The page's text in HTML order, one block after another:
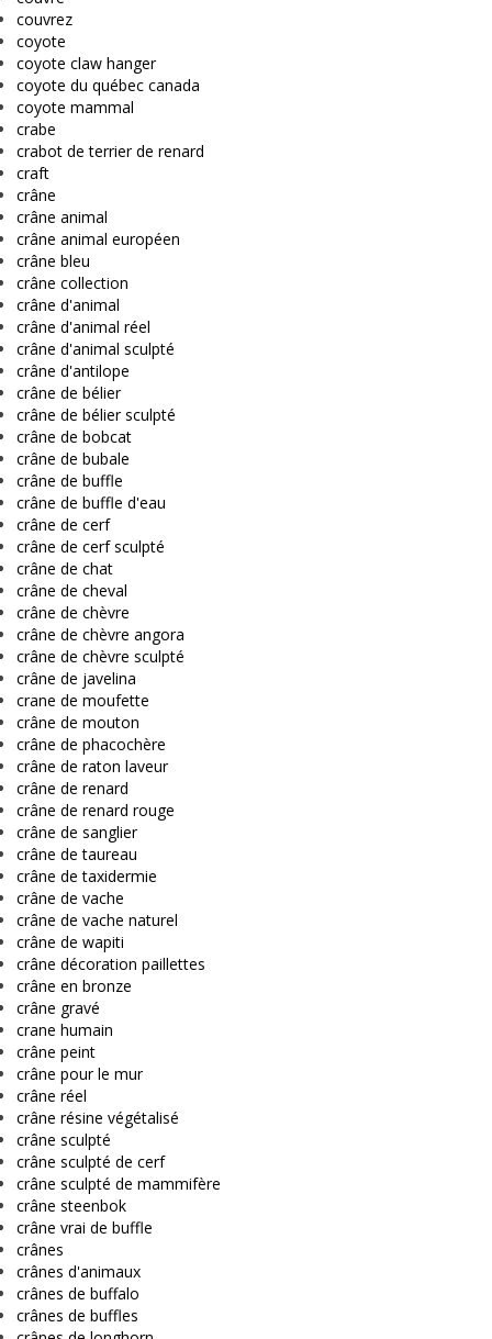
couvrez
coyote
coyote claw hanger
coyote du québec canada
coyote mammal
crabe
crabot de terrier de renard
craft
crâne
crâne animal
crâne animal européen
crâne bleu
crâne collection
crâne d'animal
crâne d'animal réel
crâne d'animal sculpté
crâne d'antilope
crâne de bélier
crâne de bélier sculpté
crâne de bobcat
crâne de bubale
crâne de buffle
crâne de buffle d'eau
crâne de cerf
crâne de cerf sculpté
crâne de chat
crâne de cheval
crâne de chèvre
crâne de chèvre angora
crâne de chèvre sculpté
crâne de javelina
crane de moufette
crâne de mouton
crâne de phacochère
crâne de raton laveur
crâne de renard
crâne de renard rouge
crâne de sanglier
crâne de taureau
crâne de taxidermie
crâne de vache
crâne de vache naturel
crâne de wapiti
crâne décoration paillettes
crâne en bronze
crâne gravé
crane humain
crâne peint
crâne pour le mur
crâne réel
crâne résine végétalisé
crâne sculpté
crâne sculpté de cerf
crâne sculpté de mammifère
crâne steenbok
crâne vrai de buffle
crânes
crânes d'animaux
crânes de buffalo
crânes de buffles